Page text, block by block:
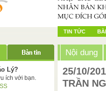
TIN TỨC
Lý?
ích với bạn.
Nội dung
25/10/
TRẦN